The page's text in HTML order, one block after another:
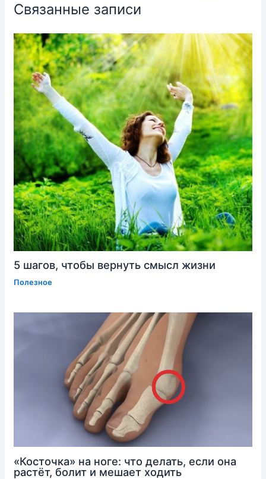
Связанные записи
5 шагов, чтобы вернуть смысл жизни
Полезное
«Косточка» на ноге: что делать, если она
растёт, болит и мешает ходить